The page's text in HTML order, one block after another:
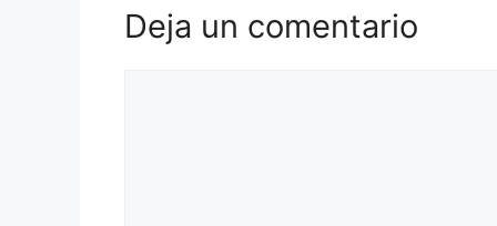
Deja un comentario